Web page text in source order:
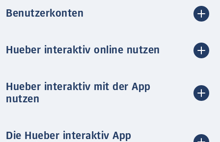
Benutzerkonten
Hueber interaktiv online nutzen
Hueber interaktiv mit der App
nutzen
Die Hueber interaktiv App